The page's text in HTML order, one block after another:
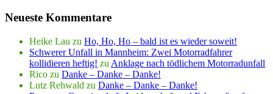
Neueste Kommentare
Heike Lau zu Ho, Ho, Ho – bald ist es wieder soweit!
Schwerer Unfall in Mannheim: Zwei Motorradfahrer
kollidieren heftig! zu Anklage nach tödlichem Motorradunfall
Rico zu Danke – Danke – Danke!
Lutz Rehwald zu Danke – Danke – Danke!